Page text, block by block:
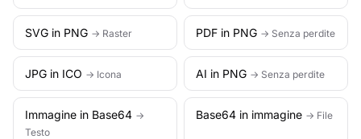
SVG in PNG → Raster PDF in PNG → Senza perdite
JPG in ICO → Icona AI in PNG → Senza perdite
Immagine in Base64 →
Testo
Base64 in immagine → File